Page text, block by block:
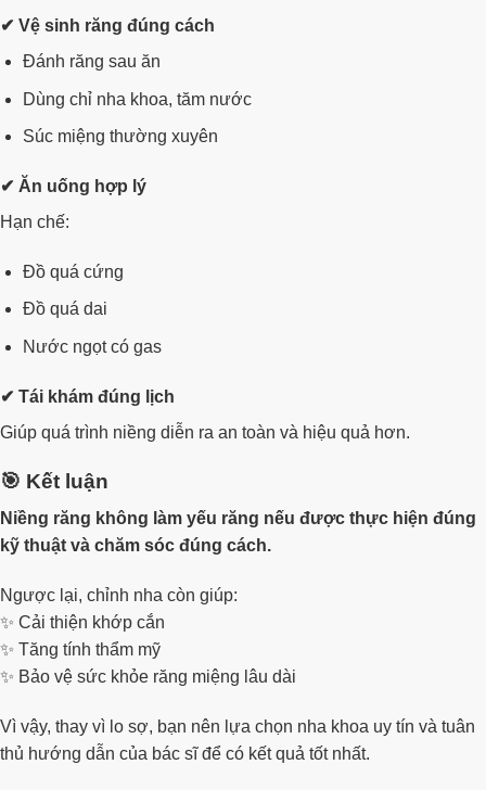
✔ Vệ sinh răng đúng cách
Đánh răng sau ăn
Dùng chỉ nha khoa, tăm nước
Súc miệng thường xuyên
✔ Ăn uống hợp lý
Hạn chế:
Đồ quá cứng
Đồ quá dai
Nước ngọt có gas
✔ Tái khám đúng lịch
Giúp quá trình niềng diễn ra an toàn và hiệu quả hơn.
🎯 Kết luận
Niềng răng không làm yếu răng nếu được thực hiện đúng
kỹ thuật và chăm sóc đúng cách.
Ngược lại, chỉnh nha còn giúp:
✨ Cải thiện khớp cắn
✨ Tăng tính thẩm mỹ
✨ Bảo vệ sức khỏe răng miệng lâu dài
Vì vậy, thay vì lo sợ, bạn nên lựa chọn nha khoa uy tín và tuân
thủ hướng dẫn của bác sĩ để có kết quả tốt nhất.